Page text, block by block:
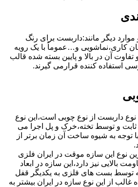
دیگر مانند:داربست برای رنگ
کاری،نماشویی و…عموماً با یک رویه
آن در بالا و پایین بسته شده قالب
استفاده کننده قرارمی گیرند.
داربست از نوع چوبی است،این نوع
و توسط تخته،خرک و پل اجرا می
توجه به شیوه ساخت آن زمان برتر از
نوع این سازه موقت در ایران فلزی
بالایی نیز دارد،این سازه در ابعاد
بست های فلزی به یکدیگر قفل
از این نوع سازه در ایران بیشتر به